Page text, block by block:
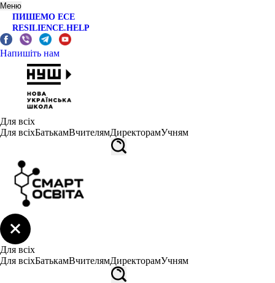
Меню
ПИШЕМО ЕСЕ
RESILIENCE.HELP
Напишіть нам
Для всіх
Для всіхБатькамВчителямДиректорамУчням
Для всіх
Для всіхБатькамВчителямДиректорамУчням